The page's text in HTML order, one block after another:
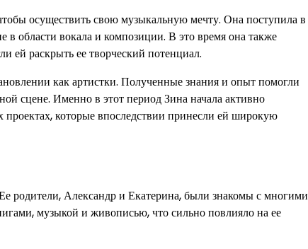
осуществить свою музыкальную мечту. Она поступила в
области вокала и композиции. В это время она также
ей раскрыть ее творческий потенциал.
как артистки. Полученные знания и опыт помогли
сцене. Именно в этот период Зина начала активно
которые впоследствии принесли ей широкую
родители, Александр и Екатерина, были знакомы с многими
музыкой и живописью, что сильно повлияло на ее